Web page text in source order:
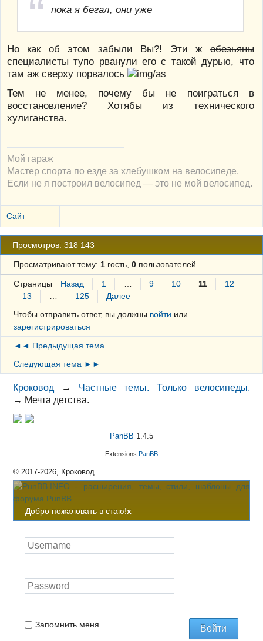
пока я бегал, они уже
Но как об этом забыли Вы?! Эти жобезьяны
специалисты тупо рванули его с такой дурью, что
там аж сверху порвалось
Тем не менее, почему бы не поиграться в
восстановление? Хотябы из технического
хулиганства.
Мой гараж
Мастер спорта по езде за хлебушком на велосипеде.
Если не я построил велосипед — это не мой велосипед.
Сайт
Просмотров: 318 143
Просматривают тему: 1гость, 0пользователей
Страницы Назад 1 9 10 11
12
13
125
Далее
Чтобы отправить ответ, вы должны войти или
зарегистрироваться
◄◄ Предыдущая тема
Следующая тема ►►
Кроковод → Частные темы. Только велосипеды.
→ Мечта детства.
PanBB 1.4.5
Extensions PanBB
© 2017-2026, Кроковод
Добро пожаловать в стаю!x
Запомнить меня